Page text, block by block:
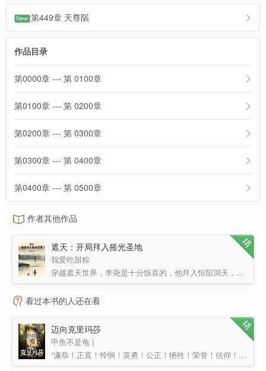
第449章 天尊陨
作品目录
第0000章 --- 第 0100章
第0100章 --- 第 0200章
第0200章 --- 第 0300章
第0300章 --- 第 0400章
第0400章 --- 第 0500章
作者其他作品
遮天：开局拜入摇光圣地
我爱吃甜粽
穿越遮天世界，李尧是十分惊喜的，他拜入恒阳洞天，准备从这里踏上自己的修行路，可他刚完成基础培训，恒阳…
看过本书的人还在看
迈向克里玛莎
甲鱼不是龟 |
“谦恭！正直！怜悯！英勇！公正！牺牲！荣誉！信仰！” 他是一只巫妖，他却恪守着骑士精神！ 他…